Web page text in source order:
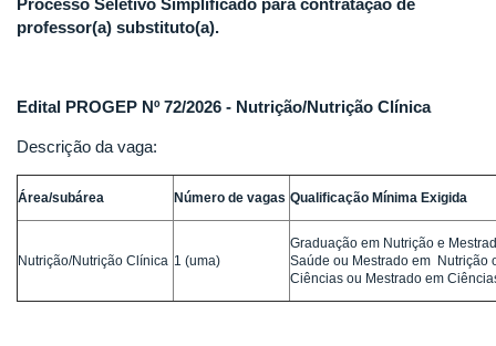
professor(a) substituto(a).
Edital PROGEP Nº 72/2026 - Nutrição/Nutrição Clínica
Descrição da vaga:
Área/subárea Número de vagas Qualificação Mínima Exigida
Nutrição/Nutrição Clínica 1 (uma)
Graduação em Nutrição e
Saúde ou Mestrado em Nutrição
Ciências ou Mestrado em